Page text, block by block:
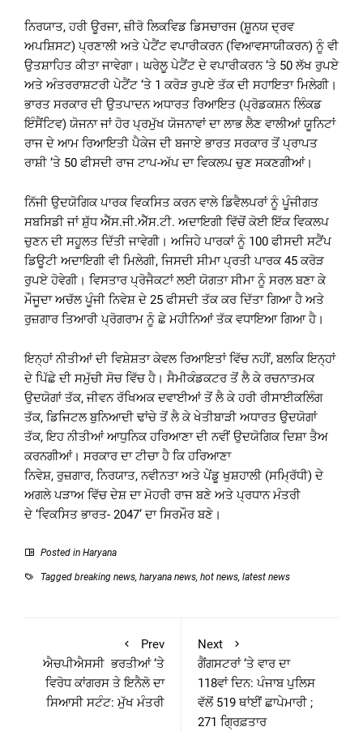
ਨਿਰਯਾਤ, ਹਰੀ ਊਰਜਾ, ਜ਼ੀਰੋ ਲਿਕਵਿਡ ਡਿਸਚਾਰਜ (ਸ਼ੂਨਯ ਦ੍ਰਵ
ਅਪਸ਼ਿਸਟ) ਪ੍ਰਣਾਲੀ ਅਤੇ ਪੇਟੈਂਟ ਵਪਾਰੀਕਰਨ (ਵਿਆਵਸਾਯੀਕਰਨ) ਨੂੰ ਵੀ
ਉਤਸ਼ਾਹਿਤ ਕੀਤਾ ਜਾਵੇਗਾ। ਘਰੇਲੂ ਪੇਟੈਂਟ ਦੇ ਵਪਾਰੀਕਰਨ ‘ਤੇ 50 ਲੱਖ ਰੁਪਏ
ਅਤੇ ਅੰਤਰਰਾਸ਼ਟਰੀ ਪੇਟੈਂਟ ‘ਤੇ 1 ਕਰੋੜ ਰੁਪਏ ਤੱਕ ਦੀ ਸਹਾਇਤਾ ਮਿਲੇਗੀ।
ਭਾਰਤ ਸਰਕਾਰ ਦੀ ਉਤਪਾਦਨ ਅਧਾਰਤ ਰਿਆਇਤ (ਪ੍ਰੋਡਕਸ਼ਨ ਲਿੰਕਡ
ਇੰਸੈਂਟਿਵ) ਯੋਜਨਾ ਜਾਂ ਹੋਰ ਪ੍ਰਮੁੱਖ ਯੋਜਨਾਵਾਂ ਦਾ ਲਾਭ ਲੈਣ ਵਾਲੀਆਂ ਯੂਨਿਟਾਂ
ਰਾਜ ਦੇ ਆਮ ਰਿਆਇਤੀ ਪੈਕੇਜ ਦੀ ਬਜਾਏ ਭਾਰਤ ਸਰਕਾਰ ਤੋਂ ਪ੍ਰਾਪਤ
ਰਾਸ਼ੀ ‘ਤੇ 50 ਫੀਸਦੀ ਰਾਜ ਟਾਪ-ਅੱਪ ਦਾ ਵਿਕਲਪ ਚੁਣ ਸਕਣਗੀਆਂ।
ਨਿੱਜੀ ਉਦਯੋਗਿਕ ਪਾਰਕ ਵਿਕਸਿਤ ਕਰਨ ਵਾਲੇ ਡਿਵੈਲਪਰਾਂ ਨੂੰ ਪੂੰਜੀਗਤ
ਸਬਸਿਡੀ ਜਾਂ ਸ਼ੁੱਧ ਐੱਸ.ਜੀ.ਐੱਸ.ਟੀ. ਅਦਾਇਗੀ ਵਿੱਚੋਂ ਕੋਈ ਇੱਕ ਵਿਕਲਪ
ਚੁਣਨ ਦੀ ਸਹੂਲਤ ਦਿੱਤੀ ਜਾਵੇਗੀ। ਅਜਿਹੇ ਪਾਰਕਾਂ ਨੂੰ 100 ਫੀਸਦੀ ਸਟੈਂਪ
ਡਿਊਟੀ ਅਦਾਇਗੀ ਵੀ ਮਿਲੇਗੀ, ਜਿਸਦੀ ਸੀਮਾ ਪ੍ਰਤੀ ਪਾਰਕ 45 ਕਰੋੜ
ਰੁਪਏ ਹੋਵੇਗੀ। ਵਿਸਤਾਰ ਪ੍ਰੋਜੈਕਟਾਂ ਲਈ ਯੋਗਤਾ ਸੀਮਾ ਨੂੰ ਸਰਲ ਬਣਾ ਕੇ
ਮੌਜੂਦਾ ਅਚੱਲ ਪੂੰਜੀ ਨਿਵੇਸ਼ ਦੇ 25 ਫੀਸਦੀ ਤੱਕ ਕਰ ਦਿੱਤਾ ਗਿਆ ਹੈ ਅਤੇ
ਰੁਜ਼ਗਾਰ ਤਿਆਰੀ ਪ੍ਰੋਗਰਾਮ ਨੂੰ ਛੇ ਮਹੀਨਿਆਂ ਤੱਕ ਵਧਾਇਆ ਗਿਆ ਹੈ।
ਇਨ੍ਹਾਂ ਨੀਤੀਆਂ ਦੀ ਵਿਸ਼ੇਸ਼ਤਾ ਕੇਵਲ ਰਿਆਇਤਾਂ ਵਿੱਚ ਨਹੀਂ, ਬਲਕਿ ਇਨ੍ਹਾਂ
ਦੇ ਪਿੱਛੇ ਦੀ ਸਮੁੱਚੀ ਸੋਚ ਵਿੱਚ ਹੈ। ਸੈਮੀਕੰਡਕਟਰ ਤੋਂ ਲੈ ਕੇ ਰਚਨਾਤਮਕ
ਉਦਯੋਗਾਂ ਤੱਕ, ਜੀਵਨ ਰੱਖਿਅਕ ਦਵਾਈਆਂ ਤੋਂ ਲੈ ਕੇ ਹਰੀ ਰੀਸਾਈਕਲਿੰਗ
ਤੱਕ, ਡਿਜਿਟਲ ਬੁਨਿਆਦੀ ਢਾਂਚੇ ਤੋਂ ਲੈ ਕੇ ਖੇਤੀਬਾੜੀ ਅਧਾਰਤ ਉਦਯੋਗਾਂ
ਤੱਕ, ਇਹ ਨੀਤੀਆਂ ਆਧੁਨਿਕ ਹਰਿਆਣਾ ਦੀ ਨਵੀਂ ਉਦਯੋਗਿਕ ਦਿਸ਼ਾ ਤੈਅ
ਕਰਨਗੀਆਂ। ਸਰਕਾਰ ਦਾ ਟੀਚਾ ਹੈ ਕਿ ਹਰਿਆਣਾ
ਨਿਵੇਸ਼, ਰੁਜ਼ਗਾਰ, ਨਿਰਯਾਤ, ਨਵੀਨਤਾ ਅਤੇ ਪੇਂਡੂ ਖੁਸ਼ਹਾਲੀ (ਸਮ੍ਰਿੱਧੀ) ਦੇ
ਅਗਲੇ ਪੜਾਅ ਵਿੱਚ ਦੇਸ਼ ਦਾ ਮੋਹਰੀ ਰਾਜ ਬਣੇ ਅਤੇ ਪ੍ਰਧਾਨ ਮੰਤਰੀ
ਦੇ ‘ਵਿਕਸਿਤ ਭਾਰਤ- 2047’ ਦਾ ਸਿਰਮੌਰ ਬਣੇ।
Posted in Haryana
Tagged breaking news, haryana news, hot news, latest news
Prev
ਐਚਪੀਐਸਸੀ ਭਰਤੀਆਂ ‘ਤੇ
ਵਿਰੋਧ ਕਾਂਗਰਸ ਤੇ ਇਨੈਲੋ ਦਾ
ਸਿਆਸੀ ਸਟੰਟ: ਮੁੱਖ ਮੰਤਰੀ
Next
ਗੈਂਗਸਟਰਾਂ ‘ਤੇ ਵਾਰ ਦਾ
118ਵਾਂ ਦਿਨ: ਪੰਜਾਬ ਪੁਲਿਸ
ਵੱਲੋਂ 519 ਥਾਂਈਂ ਛਾਪੇਮਾਰੀ ;
271 ਗ੍ਰਿਫ਼ਤਾਰ